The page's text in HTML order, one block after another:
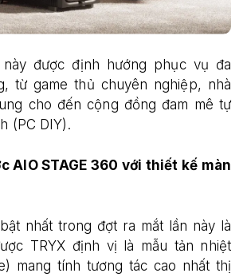
này được định hướng phục vụ đa
từ game thủ chuyên nghiệp, nhà
cho đến cộng đồng đam mê tự
(PC DIY).
AIO STAGE 360 với thiết kế màn
nhất trong đợt ra mắt lần này là
TRYX định vị là mẫu tản nhiệt
mang tính tương tác cao nhất thị